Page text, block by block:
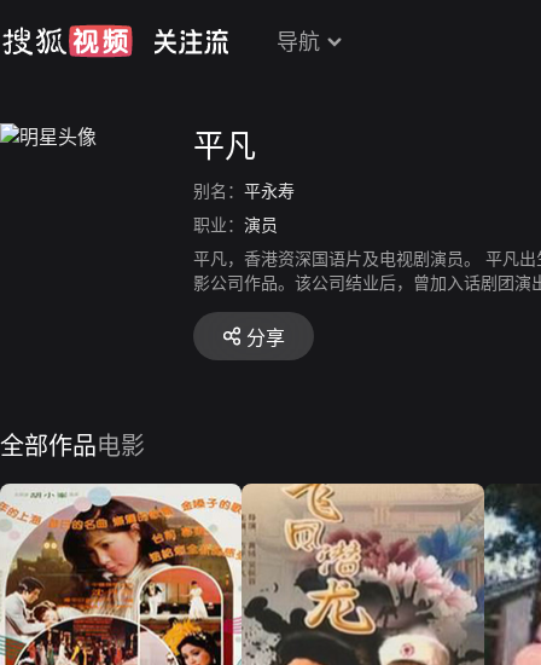
导航
平凡
别名： 平永寿
职业： 演员
平凡，香港资深国语片及电视剧演员。 平凡
影公司作品。该公司结业后，曾加入话剧团
包括《一家春》《绝代佳人》《梁上君子》
草演员。饰演著名角色有《变色龙》《浮生六
病去世，享年79岁。
分享
全部作品电影